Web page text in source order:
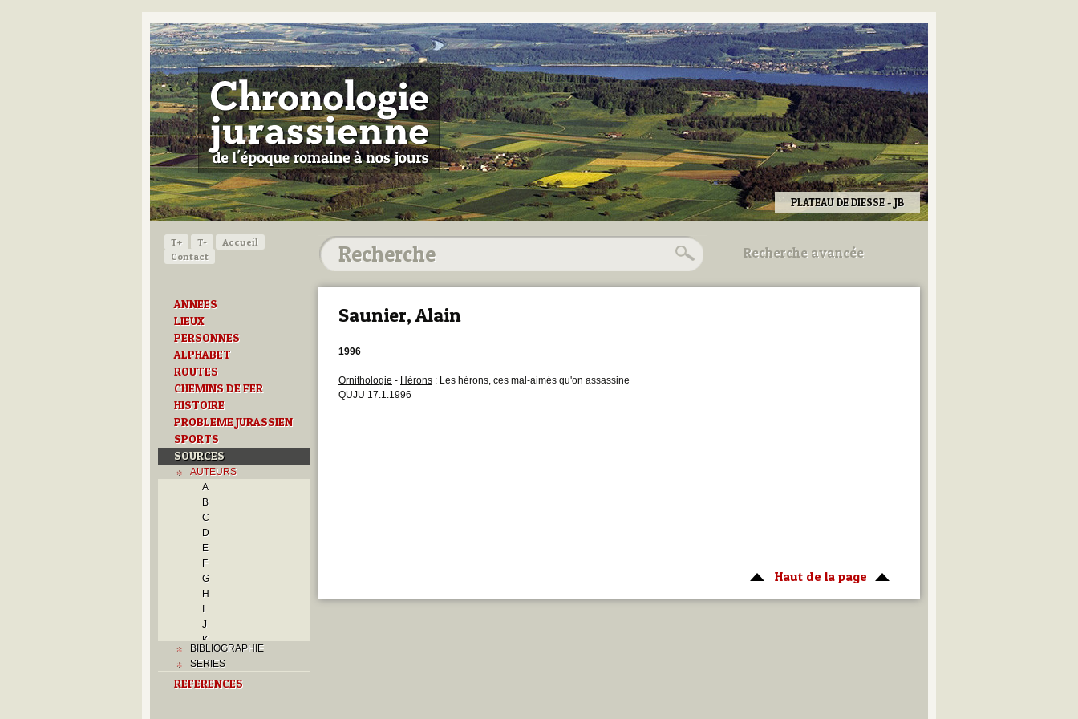
PLATEAU DE DIESSE - JB
T+ T-
Accueil
Contact
ANNEES
LIEUX
PERSONNES
ALPHABET
ROUTES
CHEMINS DE FER
HISTOIRE
PROBLEME JURASSIEN
SPORTS
SOURCES
AUTEURS
A
B
C
D
E
F
G
H
I
J
K
L
M
N
BIBLIOGRAPHIE
SERIES
REFERENCES
Recherche avancée
Utilisez les champs ci-dessous
Saunier, Alain
1996
Ornithologie - Hérons : Les hérons, ces mal-aimés qu'on assassine
QUJU 17.1.1996
Haut de la page